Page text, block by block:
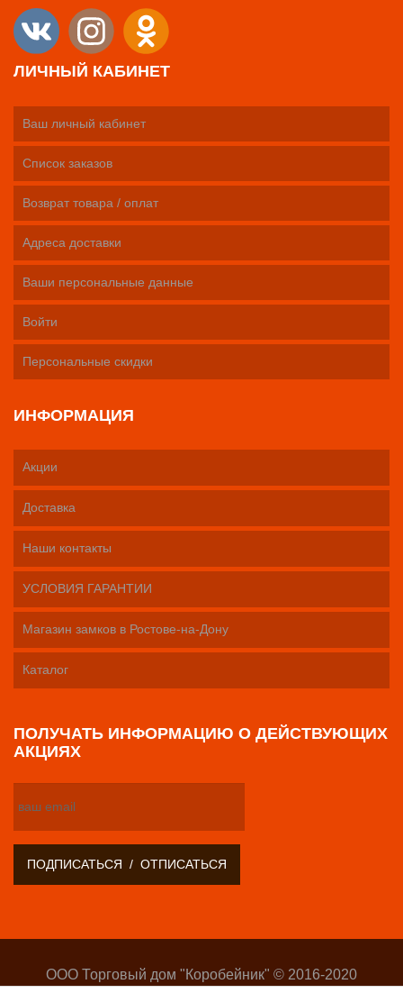
ЛИЧНЫЙ КАБИНЕТ
Ваш личный кабинет
Список заказов
Возврат товара / оплат
Адреса доставки
Ваши персональные данные
Войти
Персональные скидки
ИНФОРМАЦИЯ
Акции
Доставка
Наши контакты
УСЛОВИЯ ГАРАНТИИ
Магазин замков в Ростове-на-Дону
Каталог
ПОЛУЧАТЬ ИНФОРМАЦИЮ О ДЕЙСТВУЮЩИХ
АКЦИЯХ
ООО Торговый дом "Коробейник" © 2016-2020